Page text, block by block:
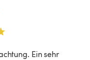
Ein sehr